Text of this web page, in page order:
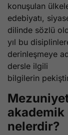
konuşulan
edebiyatı,
dilinde sözlü
yıl bu
derinleşmeye
dersle ilgili
bilgilerin
akademik
nelerdir?